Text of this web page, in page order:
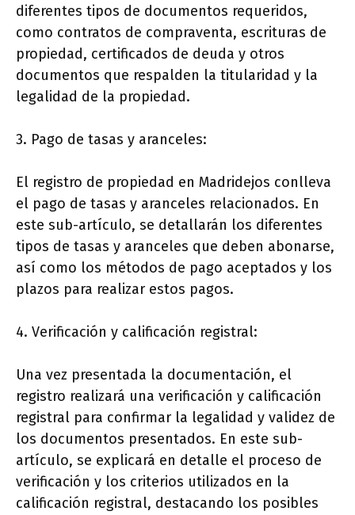
diferentes tipos de documentos requeridos,
como contratos de compraventa, escrituras de
propiedad, certificados de deuda y otros
documentos que respalden la titularidad y la
legalidad de la propiedad.
3. Pago de tasas y aranceles:
El registro de propiedad en Madridejos conlleva
el pago de tasas y aranceles relacionados. En
este sub-artículo, se detallarán los diferentes
tipos de tasas y aranceles que deben abonarse,
así como los métodos de pago aceptados y los
plazos para realizar estos pagos.
4. Verificación y calificación registral:
Una vez presentada la documentación, el
registro realizará una verificación y calificación
registral para confirmar la legalidad y validez de
los documentos presentados. En este sub-
artículo, se explicará en detalle el proceso de
verificación y los criterios utilizados en la
calificación registral, destacando los posibles